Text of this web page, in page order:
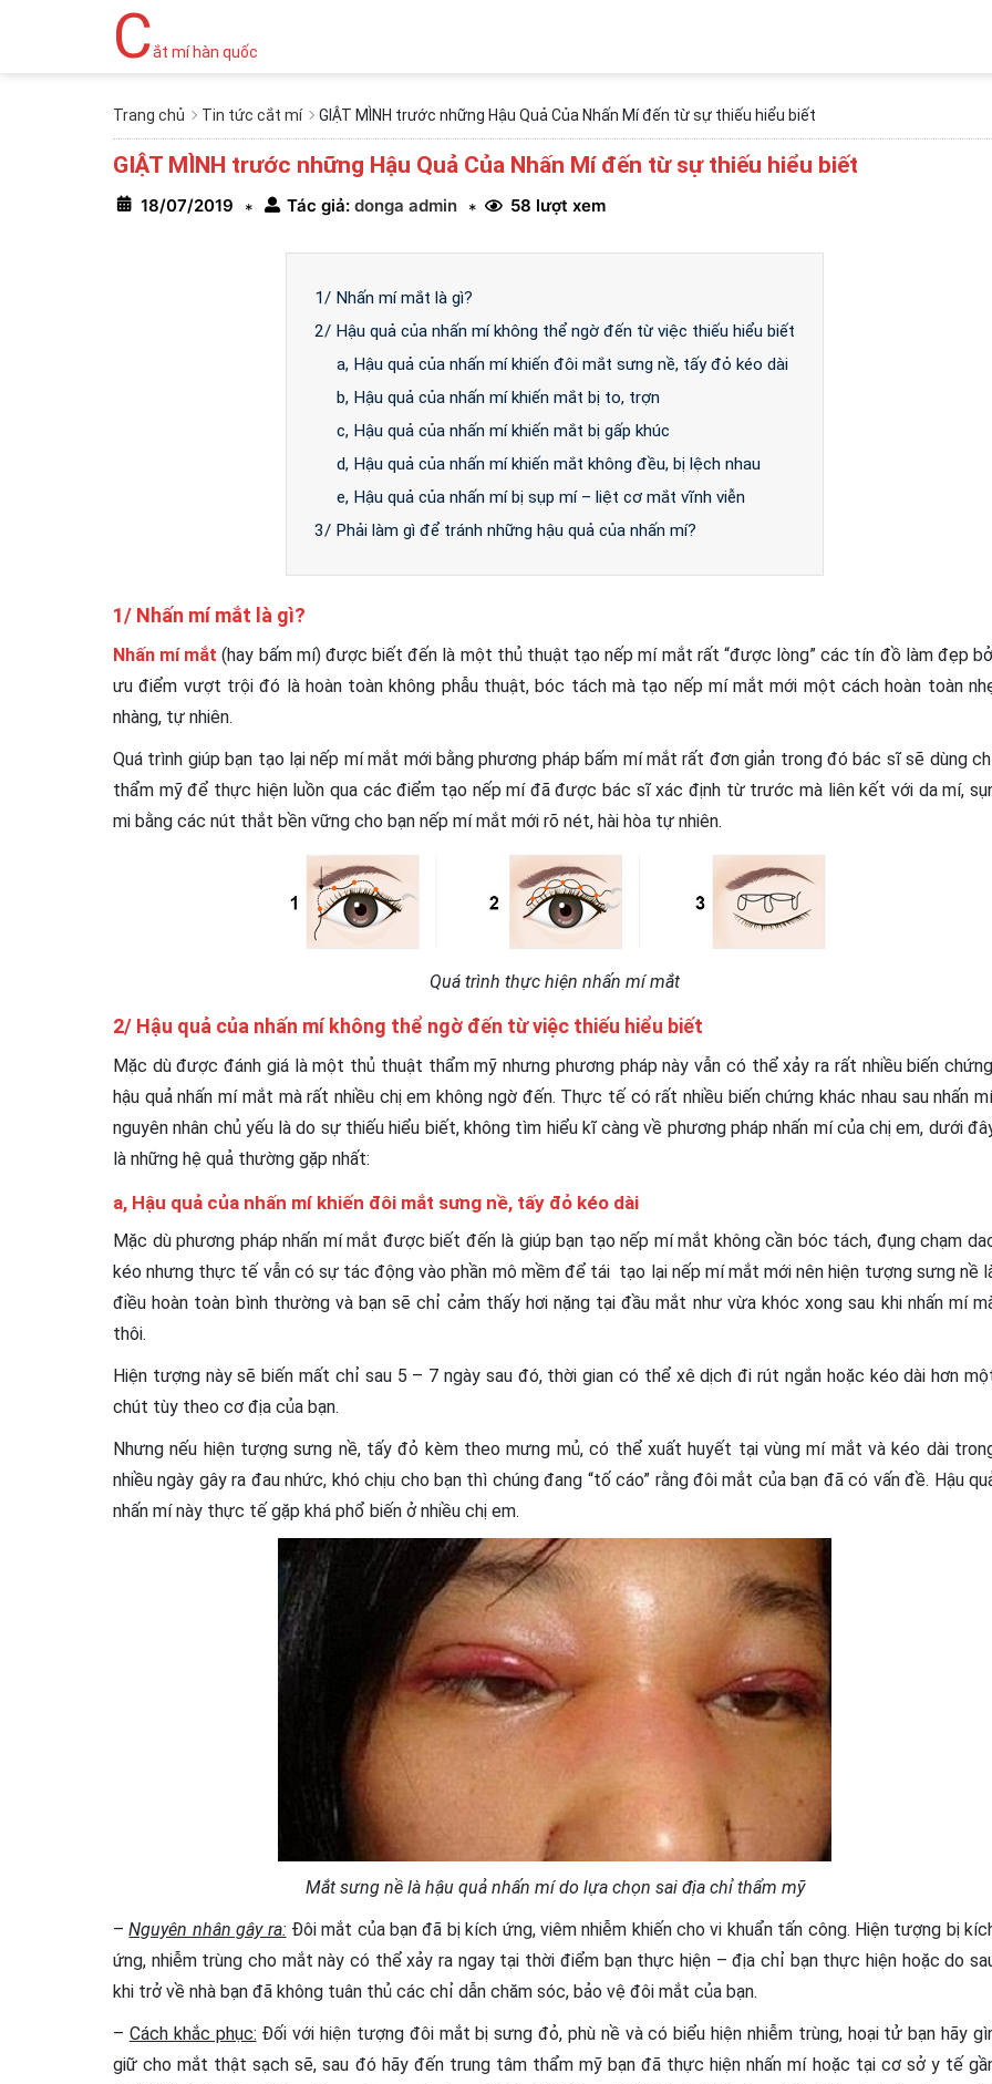
Cắt mí hàn quốc
Trang chủ Tin tức cắt mí GIẬT MÌNH trước những Hậu Quả Của Nhấn Mí đến từ sự thiếu hiểu biết
GIẬT MÌNH trước những Hậu Quả Của Nhấn Mí đến từ sự thiếu hiểu biết
18/07/2019 * Tác giả: donga admin * 58 lượt xem
1/ Nhấn mí mắt là gì?
2/ Hậu quả của nhấn mí không thể ngờ đến từ việc thiếu hiểu biết
a, Hậu quả của nhấn mí khiến đôi mắt sưng nề, tấy đỏ kéo dài
b, Hậu quả của nhấn mí khiến mắt bị to, trợn
c, Hậu quả của nhấn mí khiến mắt bị gấp khúc
d, Hậu quả của nhấn mí khiến mắt không đều, bị lệch nhau
e, Hậu quả của nhấn mí bị sụp mí – liệt cơ mắt vĩnh viễn
3/ Phải làm gì để tránh những hậu quả của nhấn mí?
1/ Nhấn mí mắt là gì?
Nhấn mí mắt (hay bấm mí) được biết đến là một thủ thuật tạo nếp mí mắt rất “được lòng” các tín đồ làm đẹp
ưu điểm vượt trội đó là hoàn toàn không phẫu thuật, bóc tách mà tạo nếp mí mắt mới một cách hoàn toàn
nhàng, tự nhiên.
Quá trình giúp bạn tạo lại nếp mí mắt mới bằng phương pháp bấm mí mắt rất đơn giản trong đó bác sĩ sẽ dùng
thẩm mỹ để thực hiện luồn qua các điểm tạo nếp mí đã được bác sĩ xác định từ trước mà liên kết với da mí,
mi bằng các nút thắt bền vững cho bạn nếp mí mắt mới rõ nét, hài hòa tự nhiên.
Quá trình thực hiện nhấn mí mắt
2/ Hậu quả của nhấn mí không thể ngờ đến từ việc thiếu hiểu biết
Mặc dù được đánh giá là một thủ thuật thẩm mỹ nhưng phương pháp này vẫn có thể xảy ra rất nhiều biến
hậu quả nhấn mí mắt mà rất nhiều chị em không ngờ đến. Thực tế có rất nhiều biến chứng khác nhau sau nhấn
nguyên nhân chủ yếu là do sự thiếu hiểu biết, không tìm hiểu kĩ càng về phương pháp nhấn mí của chị em, dưới
là những hệ quả thường gặp nhất:
a, Hậu quả của nhấn mí khiến đôi mắt sưng nề, tấy đỏ kéo dài
Mặc dù phương pháp nhấn mí mắt được biết đến là giúp bạn tạo nếp mí mắt không cần bóc tách, đụng chạm
kéo nhưng thực tế vẫn có sự tác động vào phần mô mềm để tái tạo lại nếp mí mắt mới nên hiện tượng sưng nề
điều hoàn toàn bình thường và bạn sẽ chỉ cảm thấy hơi nặng tại đầu mắt như vừa khóc xong sau khi nhấn mí
thôi.
Hiện tượng này sẽ biến mất chỉ sau 5 – 7 ngày sau đó, thời gian có thể xê dịch đi rút ngắn hoặc kéo dài hơn
chút tùy theo cơ địa của bạn.
Nhưng nếu hiện tượng sưng nề, tấy đỏ kèm theo mưng mủ, có thể xuất huyết tại vùng mí mắt và kéo dài
nhiều ngày gây ra đau nhức, khó chịu cho bạn thì chúng đang “tố cáo” rằng đôi mắt của bạn đã có vấn đề. Hậu
nhấn mí này thực tế gặp khá phổ biến ở nhiều chị em.
Mắt sưng nề là hậu quả nhấn mí do lựa chọn sai địa chỉ thẩm mỹ
–Nguyên nhân gây ra:Đôi mắt của bạn đã bị kích ứng, viêm nhiễm khiến cho vi khuẩn tấn công. Hiện tượng bị
ứng, nhiễm trùng cho mắt này có thể xảy ra ngay tại thời điểm bạn thực hiện – địa chỉ bạn thực hiện hoặc do
khi trở về nhà bạn đã không tuân thủ các chỉ dẫn chăm sóc, bảo vệ đôi mắt của bạn.
– Cách khắc phục: Đối với hiện tượng đôi mắt bị sưng đỏ, phù nề và có biểu hiện nhiễm trùng, hoại tử bạn hãy
giữ cho mắt thật sạch sẽ, sau đó hãy đến trung tâm thẩm mỹ bạn đã thực hiện nhấn mí hoặc tại cơ sở y tế